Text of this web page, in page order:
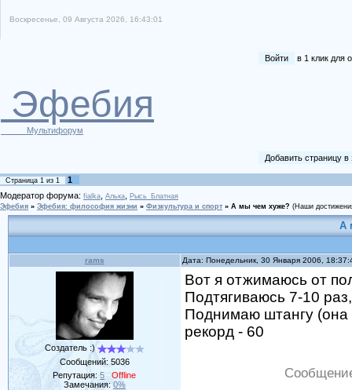
Воскресенье, 09 Августа 2026, 16:43:01
Войти в 1 клик для
Эфебия
Мультифорум
Добавить страницу
Страница 1 из 1
1
Модератор форума: fialka Алька
Рысь_Блатная
Эфебия » Эфебия: философия жизни » Физкультура и спорт » А мы чем хуже? (Наши
А
rams Дата: Понедельник, 30 Января 2006,
Создатель :)
Сообщений: 5036
Репутация:5
Offline
Замечания:0%
Вот я отжимаюсь от
Подтягиваюсь 7-10
Поднимаю штангу (она
рекорд - 60